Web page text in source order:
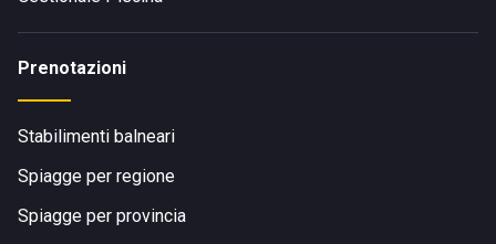
Prenotazioni
Stabilimenti balneari
Spiagge per regione
Spiagge per provincia